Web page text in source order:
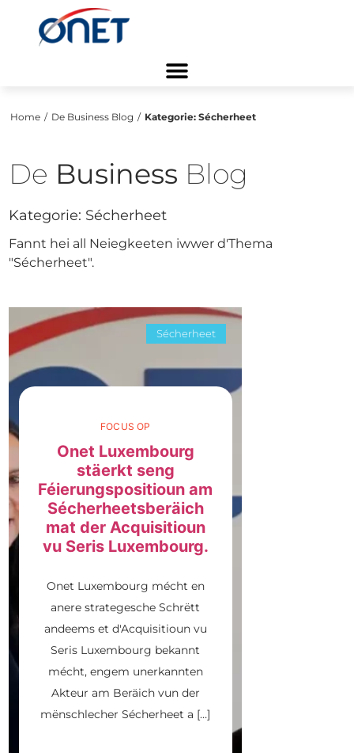
Home / De Business Blog / Kategorie:Sécherheet
De Business Blog
Kategorie: Sécherheet
Fannt hei all Neiegkeeten iwwer d'Thema
"Sécherheet".
Sécherheet
FOCUS OP
Onet Luxembourg
stäerkt seng
Féierungspositioun am
Sécherheetsberäich
mat der Acquisitioun
vu Seris Luxembourg.
Onet Luxembourg mécht en
anere strategesche Schrëtt
andeems et d'Acquisitioun vu
Seris Luxembourg bekannt
mécht, engem unerkannten
Akteur am Beräich vun der
mënschlecher Sécherheet a […]